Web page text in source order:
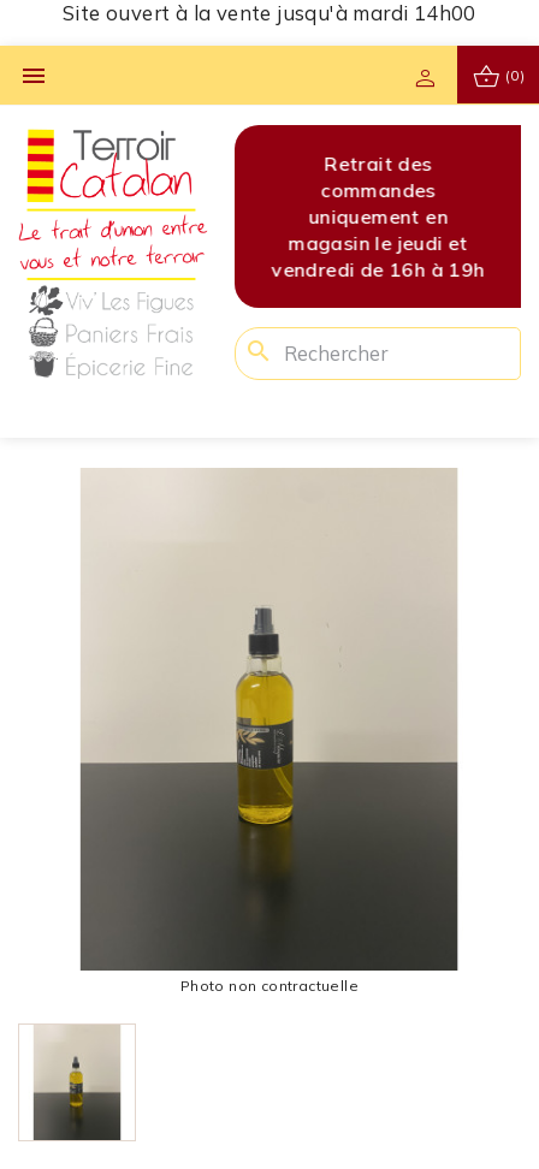
Site ouvert à la vente jusqu'à mardi 14h00
 shopping_basket (0)
person
et
19h
Site ouvert à la vente
jusqu'à mardi 14h00
Retrait des
commandes
uniquement en
magasin le jeudi et
vendredi de 16h à 19h
search
Photo non contractuelle